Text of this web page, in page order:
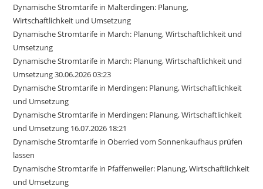
Dynamische Stromtarife in Malterdingen: Planung,
Wirtschaftlichkeit und Umsetzung
Dynamische Stromtarife in March: Planung, Wirtschaftlichkeit und
Umsetzung
Dynamische Stromtarife in March: Planung, Wirtschaftlichkeit und
Umsetzung 30.06.2026 03:23
Dynamische Stromtarife in Merdingen: Planung, Wirtschaftlichkeit
und Umsetzung
Dynamische Stromtarife in Merdingen: Planung, Wirtschaftlichkeit
und Umsetzung 16.07.2026 18:21
Dynamische Stromtarife in Oberried vom Sonnenkaufhaus prüfen
lassen
Dynamische Stromtarife in Pfaffenweiler: Planung, Wirtschaftlichkeit
und Umsetzung